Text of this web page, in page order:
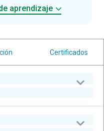
aprendizaje
Certificados